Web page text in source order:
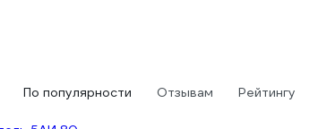
По популярности Отзывам Рейтингу